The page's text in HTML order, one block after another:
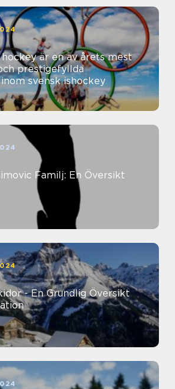
är en av årets mest
prestigefyllda
svensk ishockey
Familj: En Översikt
- En Grundlig Översikt